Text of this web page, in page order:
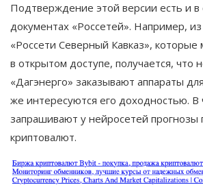
Подтверждение этой версии есть и в
документах «Россетей». Например,
«Россети Северный Кавказ»,
в открытом доступе, получается, что
«Дагэнерго» заказывают аппараты
же интересуются его доходностью. В
запрашивают у нейросетей прогнозы
криптовалют.